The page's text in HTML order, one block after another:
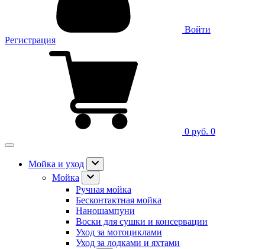
Войти
Регистрация
0 руб. 0
Мойка и уход
Мойка
Ручная мойка
Бесконтактная мойка
Наношампуни
Воски для сушки и консервации
Уход за мотоциклами
Уход за лодками и яхтами